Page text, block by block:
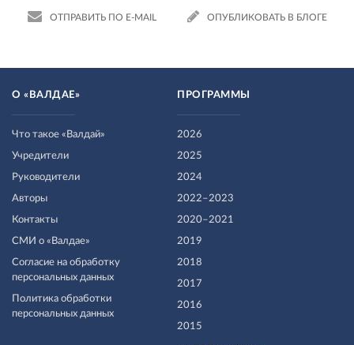
ОТПРАВИТЬ ПО E-MAIL ОПУБЛИКОВАТЬ В БЛОГЕ
О «ВАЛДАЕ»
Что такое «Валдай»
Учредители
Руководители
Авторы
Контакты
СМИ о «Валдае»
Согласие на обработку
персональных данных
Политика обработки
персональных данных
ПРОГРАММЫ
2026
2025
2024
2022–2023
2020–2021
2019
2018
2017
2016
2015